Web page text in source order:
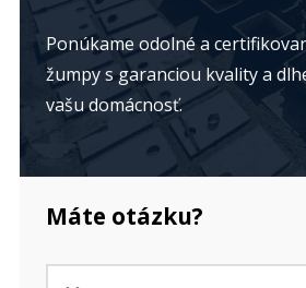
Ponúkame odolné a
žumpy s garanciou kvality a
vašu domácnosť.
Máte otázku?
Jméno